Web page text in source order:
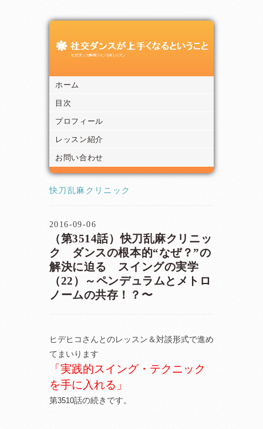
ホーム
目次
プロフィール
レッスン紹介
お問い合わせ
快刀乱麻クリニック
2016-09-06
（第3514話）快刀乱麻クリニッ
ク ダンスの根本的“なぜ？”の
解決に迫る スイングの実学
（22）～ペンデュラムとメトロ
ノームの共存！？〜
ヒデヒコさんとのレッスン＆対談形式で進め
てまいります
「実践的スイング・テクニック
を手に入れる」
第3510話の続きです。